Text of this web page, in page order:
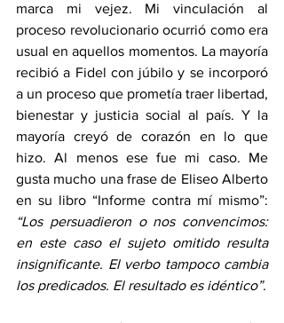
marca mi vejez. Mi vinculación al
proceso revolucionario ocurrió como era
usual en aquellos momentos. La mayoría
recibió a Fidel con júbilo y se incorporó
a un proceso que prometía traer libertad,
bienestar y justicia social al país. Y la
mayoría creyó de corazón en lo que
hizo. Al menos ese fue mi caso. Me
gusta mucho una frase de Eliseo Alberto
“Los persuadieron o nos convencimos:
en este caso el sujeto omitido resulta
insignificante. El verbo tampoco cambia
los predicados. El resultado es idéntico”.